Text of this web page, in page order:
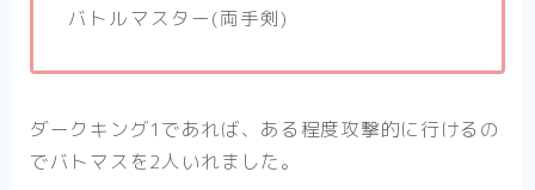
バトルマスター(両手剣)
ダークキング1であれば、ある程度攻撃的に行けるの
でバトマスを2人いれました。